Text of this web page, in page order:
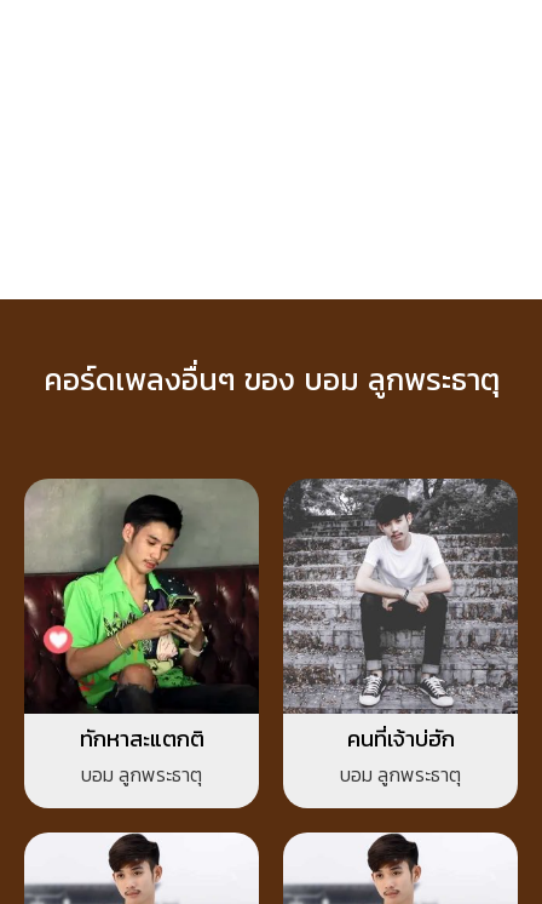
คอร์ดเพลงอื่นๆ ของ บอม ลูกพระธาตุ
ทักหาสะแตกติ
บอม ลูกพระธาตุ
คนที่เจ้าบ่ฮัก
บอม ลูกพระธาตุ